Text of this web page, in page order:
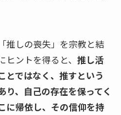
推しの喪失」を宗教と結
ントを得ると、 推し活
とではなく、推すという
り、自己の存在を保ってく
に帰依し、その信仰を持